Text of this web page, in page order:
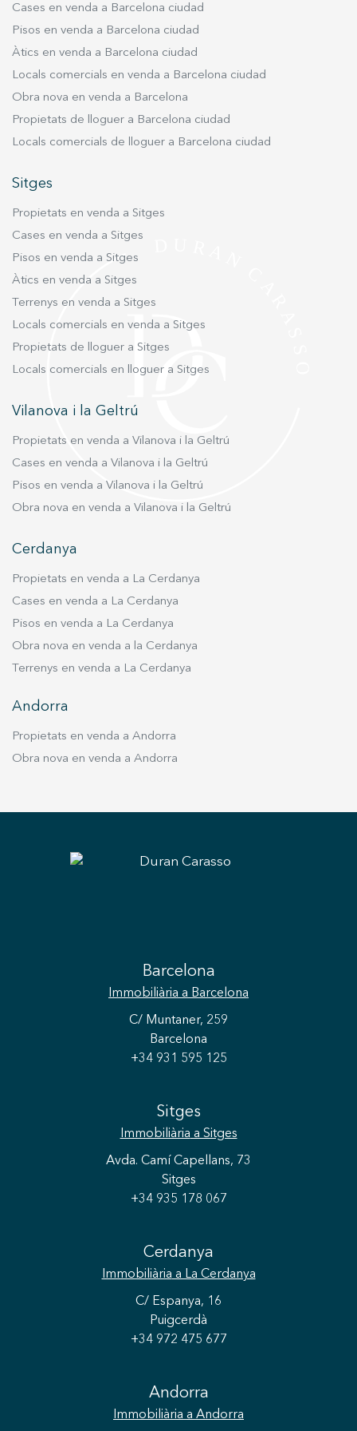
gaudir d'uns espais amplis i una lluminositat
excel·lent. A la planta baixa amb amplis
tenim el saló d´una decoració exquisida amb
una acollidora xemeneia i sortida a les terrasses
exteriors de la part sud de la casa. Des de la
planta principal s'accedeix per unes comodes
Totes exteriors amb bones vistes i bons armaris
de paret. L'habitació de servei (amb bany) i la
zona de rebost i safareig són a la planta. Des del
pàrquing de la casa de porta automàtica s
´accedeix a una planta sota rasant amb un bany
destacar de la casa és que disposa d´un
apartament tipus annex amb una molt bona
habitació amb vistes i bany complet. A sota hi ha
un petit saló amb cuina americana. Espai ideal
Viu on mereixes viure.
Cases en venda a Barcelona ciudad
Pisos en venda a Barcelona ciudad
Àtics en venda a Barcelona ciudad
Locals comercials en venda a Barcelona ciudad
Obra nova en venda a Barcelona
Propietats de lloguer a Barcelona ciudad
Locals comercials de lloguer a Barcelona ciudad
Sitges
Propietats en venda a Sitges
Cases en venda a Sitges
Pisos en venda a Sitges
Àtics en venda a Sitges
Terrenys en venda a Sitges
Locals comercials en venda a Sitges
Propietats de lloguer a Sitges
Locals comercials en lloguer a Sitges
Vilanova i la Geltrú
Propietats en venda a Vilanova i la Geltrú
Cases en venda a Vilanova i la Geltrú
Pisos en venda a Vilanova i la Geltrú
Obra nova en venda a Vilanova i la Geltrú
Cerdanya
Propietats en venda a La Cerdanya
Cases en venda a La Cerdanya
Pisos en venda a La Cerdanya
Obra nova en venda a la Cerdanya
Terrenys en venda a La Cerdanya
Andorra
Propietats en venda a Andorra
Obra nova en venda a Andorra
Barcelona
Immobiliària a Barcelona
C/ Muntaner, 259
Barcelona
+34 931 595 125
Sitges
Immobiliària a Sitges
Avda. Camí Capellans, 73
Sitges
+34 935 178 067
Cerdanya
Immobiliària a La Cerdanya
C/ Espanya, 16
Puigcerdà
+34 972 475 677
Andorra
Immobiliària a Andorra
Guardar configuració Acceptar totes